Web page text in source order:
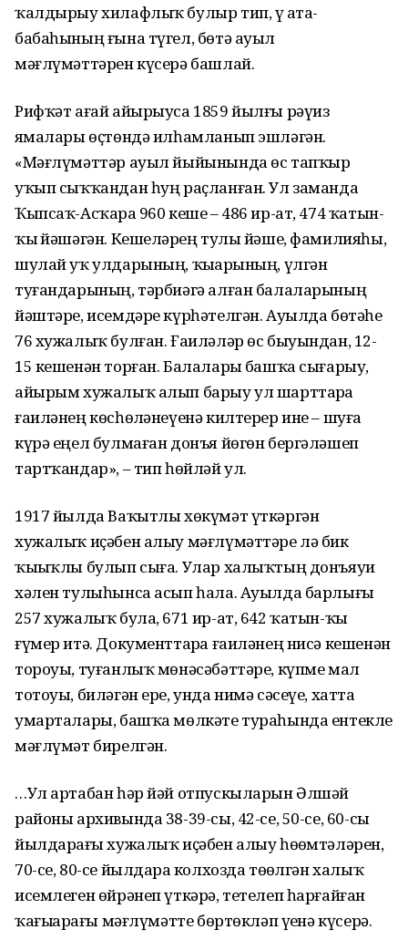
ҡалдырыу хилафлыҡ булыр тип, үҙ ата-
бабаһының ғына түгел, бөтә ауыл
мәғлүмәттәрен күсерә башлай.
Рифҡәт ағай айырыуса 1859 йылғы рәүиз
яҙмалары өҫтөндә илһамланып эшләгән.
«Мәғлүмәттәр ауыл йыйынында өс тапҡыр
уҡып сыҡҡандан һуң раҫланған. Ул заманда
Ҡыпсаҡ-Асҡарҙа 960 кеше – 486 ир-ат, 474 ҡатын-
ҡыҙ йәшәгән. Кешеләрҙең тулы йәше, фамилияһы,
шулай уҡ улдарының, ҡыҙҙарының, үлгән
туғандарының, тәрбиәгә алған балаларының
йәштәре, исемдәре күрһәтелгән. Ауылда бөтәһе
76 хужалыҡ булған. Ғаиләләр өс быуындан, 12-
15 кешенән торған. Балаларҙы башҡа сығарыу,
айырым хужалыҡ алып барыу ул шарттарҙа
ғаиләнең көсһөҙләнеүенә килтерер ине – шуға
күрә еңел булмаған донъя йөгөн бергәләшеп
тартҡандар», – тип һөйләй ул.
1917 йылда Ваҡытлы хөкүмәт үткәргән
хужалыҡ иҫәбен алыу мәғлүмәттәре лә бик
ҡыҙыҡлы булып сыға. Улар халыҡтың донъяуи
хәлен тулыһынса асып һала. Ауылда барлығы
257 хужалыҡ була, 671 ир-ат, 642 ҡатын-ҡыҙ
ғүмер итә. Документтарҙа ғаиләнең нисә кешенән
тороуы, туғанлыҡ мөнәсәбәттәре, күпме мал
тотоуы, биләгән ере, унда нимә сәсеүе, хатта
умарталары, башҡа мөлкәте тураһында ентекле
мәғлүмәт бирелгән.
…Ул артабан һәр йәй отпускыларын Әлшәй
районы архивында 38-39-сы, 42-се, 50-се, 60-сы
йылдарҙағы хужалыҡ иҫәбен алыу һөҙөмтәләрен,
70-се, 80-се йылдарҙа колхозда төҙөлгән халыҡ
исемлеген өйрәнеп үткәрә, тетелеп һарғайған
ҡағыҙҙарҙағы мәғлүмәтте бөртөкләп үҙенә күсерә.